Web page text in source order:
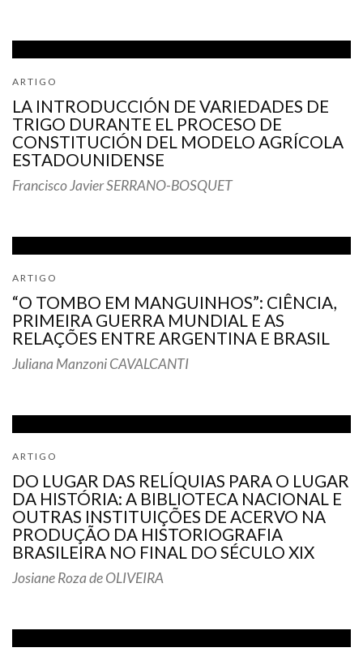
ARTIGO
LA INTRODUCCIÓN DE VARIEDADES DE
TRIGO DURANTE EL PROCESO DE
CONSTITUCIÓN DEL MODELO AGRÍCOLA
ESTADOUNIDENSE
Francisco Javier SERRANO-BOSQUET
ARTIGO
“O TOMBO EM MANGUINHOS”: CIÊNCIA,
PRIMEIRA GUERRA MUNDIAL E AS
RELAÇÕES ENTRE ARGENTINA E BRASIL
Juliana Manzoni CAVALCANTI
ARTIGO
DO LUGAR DAS RELÍQUIAS PARA O LUGAR
DA HISTÓRIA: A BIBLIOTECA NACIONAL E
OUTRAS INSTITUIÇÕES DE ACERVO NA
PRODUÇÃO DA HISTORIOGRAFIA
BRASILEIRA NO FINAL DO SÉCULO XIX
Josiane Roza de OLIVEIRA